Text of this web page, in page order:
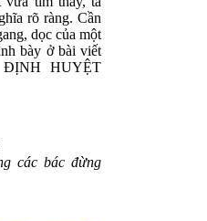
rõ ràng. Cần
dọc của một
bày ở bài viết
HUYỆT
các bác đừng